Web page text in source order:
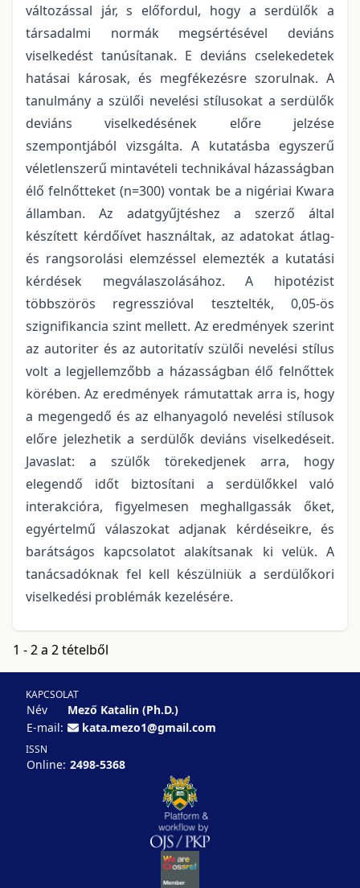
változással jár, s előfordul, hogy a serdülők a
társadalmi normák megsértésével deviáns
viselkedést tanúsítanak. E deviáns cselekedetek
hatásai károsak, és megfékezésre szorulnak. A
tanulmány a szülői nevelési stílusokat a serdülők
deviáns viselkedésének előre jelzése
szempontjából vizsgálta. A kutatásba egyszerű
véletlenszerű mintavételi technikával házasságban
élő felnőtteket (n=300) vontak be a nigériai Kwara
államban. Az adatgyűjtéshez a szerző által
készített kérdőívet használtak, az adatokat átlag-
és rangsorolási elemzéssel elemezték a kutatási
kérdések megválaszolásához. A hipotézist
többszörös regresszióval tesztelték, 0,05-ös
szignifikancia szint mellett. Az eredmények szerint
az autoriter és az autoritatív szülői nevelési stílus
volt a legjellemzőbb a házasságban élő felnőttek
körében. Az eredmények rámutattak arra is, hogy
a megengedő és az elhanyagoló nevelési stílusok
előre jelezhetik a serdülők deviáns viselkedéseit.
Javaslat: a szülők törekedjenek arra, hogy
elegendő időt biztosítani a serdülőkkel való
interakcióra, figyelmesen meghallgassák őket,
egyértelmű válaszokat adjanak kérdéseikre, és
barátságos kapcsolatot alakítsanak ki velük. A
tanácsadóknak fel kell készülniük a serdülőkori
viselkedési problémák kezelésére.
1 - 2 a 2 tételből
KAPCSOLAT
Név
Mező Katalin (Ph.D.)
E-mail:
kata.mezo1@gmail.com
ISSN
Online: 2498-5368